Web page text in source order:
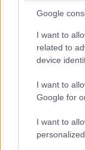
Google
I want to
related to
device
I want to
Google for
I want to
Corte dei
nuovi ordini.
Governo la